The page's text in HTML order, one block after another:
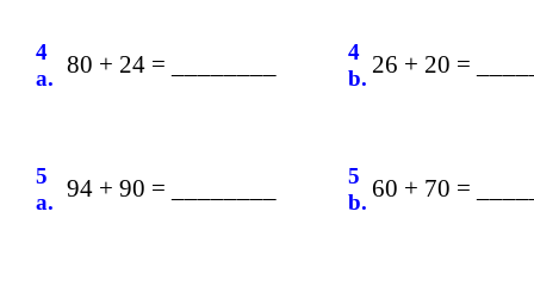
4
a. 80 + 24 = ________
4
b. 26 + 20 =
5
a. 94 + 90 = ________
5
b. 60 + 70 =